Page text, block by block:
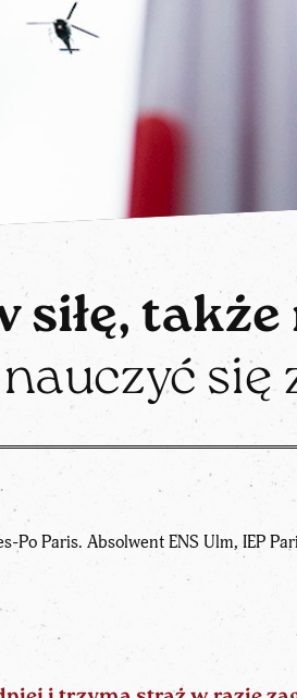
siłę,
się
Po Paris. Absolwent ENS Ulm, IEP